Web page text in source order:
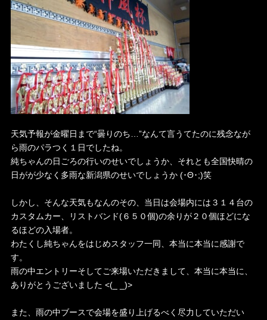
天気予報が金曜日まで“曇りのち…”なんて言うてたのに残念なが
ら雨のパラつく１日でしたね。
純ちゃんの日ごろの行いのせいでしょうか、それとも全国快晴の
日がが少なく多雨な新潟県のせいでしょうか (･Θ･;)笑
しかし、そんな天気もなんのその、当日は会場内には３１４台の
カスタムカー、リストバンド(６５０個)の余りが２０個ほどにな
るほどの入場者。
わたくし純ちゃんをはじめスタッフ一同、本当に本当に感謝で
す。
雨の中エントリーそしてご来場いただきまして、本当に本当に、
ありがとうございました <(_ _)>
また、雨の中ブースで会場を盛り上げるべく尽力していただい